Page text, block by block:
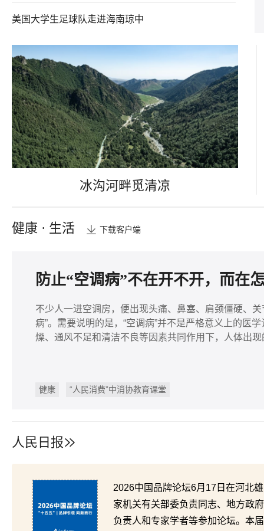
美国大学生足球队走进海南琼中
冰沟河畔觅清凉
健康 · 生活 下载客户端
防止“空调病”不在开不开，而在
不少人一进空调房，便出现头痛、鼻塞、肩颈僵硬、
病”。需要说明的是，“空调病”并不是严格意义上的医
燥、通风不足和清洁不良等因素共同作用下，人体出
健康 “人民消费”中消协教育课堂
人民日报
2026中国品牌论坛6月17日在河北
家机关有关部委负责同志、地方政
负责人和专家学者等参加论坛。本届